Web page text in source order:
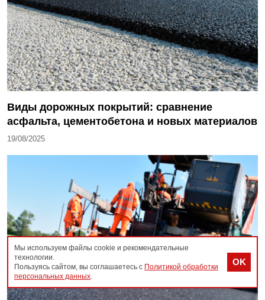
Виды дорожных покрытий: сравнение
асфальта, цементобетона и новых материалов
19/08/2025
Мы используем файлы cookie и рекомендательные
технологии.
Пользуясь сайтом, вы соглашаетесь с Политикой обработки
персональных данных.
OK